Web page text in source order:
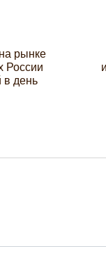
рынке
России
в день